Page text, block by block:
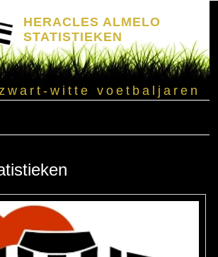
HERACLES ALMELO
STATISTIEKEN
witte voetbaljaren